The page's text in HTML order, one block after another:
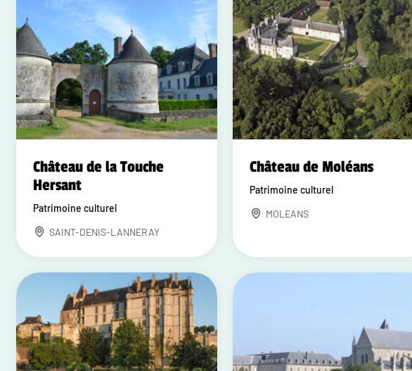
Château de la Touche
Hersant
Patrimoine culturel
SAINT-DENIS-LANNERAY
Château de Moléans
Patrimoine culturel
MOLEANS